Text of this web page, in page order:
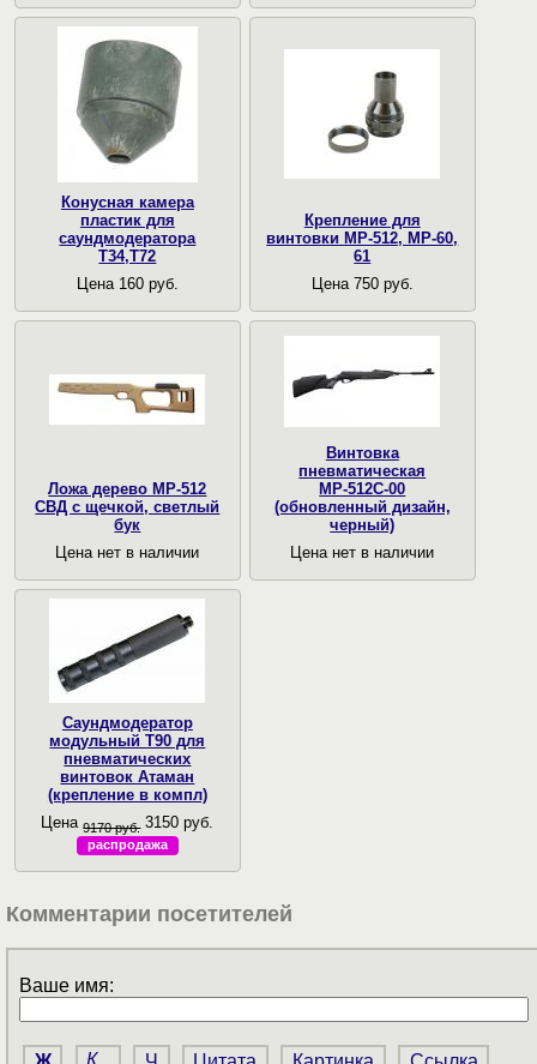
Конусная камера
пластик для
саундмодератора
Т34,Т72
Цена 160 руб.
Крепление для
винтовки МР-512, МР-60,
61
Цена 750 руб.
Ложа дерево МР-512
СВД с щечкой, светлый
бук
Цена нет в наличии
Винтовка
пневматическая
МР-512С-00
(обновленный дизайн,
черный)
Цена нет в наличии
Саундмодератор
модульный T90 для
пневматических
винтовок Атаман
(крепление в компл)
Цена9170 руб. 3150 руб.
распродажа
Комментарии посетителей
Ваше имя: